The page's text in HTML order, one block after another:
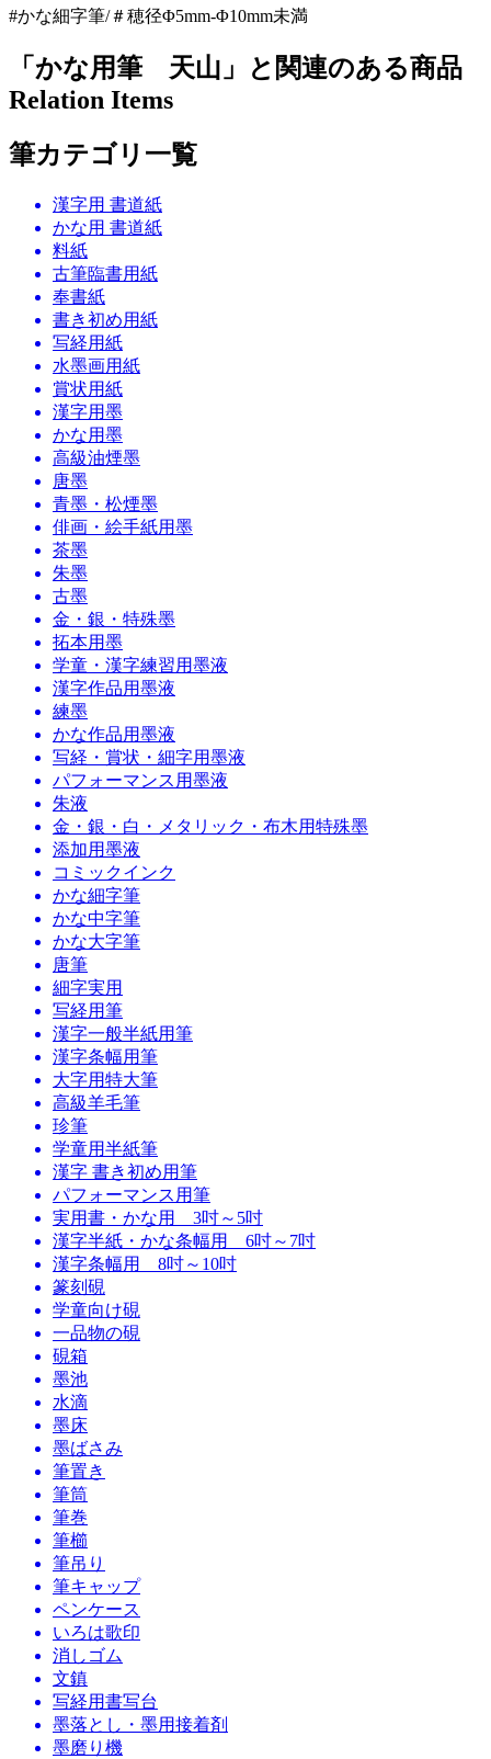
#かな細字筆/＃穂径Φ5mm-Φ10mm未満
「かな用筆 天山」と関連のある商品
Relation Items
筆カテゴリ一覧
漢字用 書道紙
かな用 書道紙
料紙
古筆臨書用紙
奉書紙
書き初め用紙
写経用紙
水墨画用紙
賞状用紙
漢字用墨
かな用墨
高級油煙墨
唐墨
青墨・松煙墨
俳画・絵手紙用墨
茶墨
朱墨
古墨
金・銀・特殊墨
拓本用墨
学童・漢字練習用墨液
漢字作品用墨液
練墨
かな作品用墨液
写経・賞状・細字用墨液
パフォーマンス用墨液
朱液
金・銀・白・メタリック・布木用特殊墨
添加用墨液
コミックインク
かな細字筆
かな中字筆
かな大字筆
唐筆
細字実用
写経用筆
漢字一般半紙用筆
漢字条幅用筆
大字用特大筆
高級羊毛筆
珍筆
学童用半紙筆
漢字 書き初め用筆
パフォーマンス用筆
実用書・かな用 3吋～5吋
漢字半紙・かな条幅用 6吋～7吋
漢字条幅用 8吋～10吋
篆刻硯
学童向け硯
一品物の硯
硯箱
墨池
水滴
墨床
墨ばさみ
筆置き
筆筒
筆巻
筆櫛
筆吊り
筆キャップ
ペンケース
いろは歌印
消しゴム
文鎮
写経用書写台
墨落とし・墨用接着剤
墨磨り機